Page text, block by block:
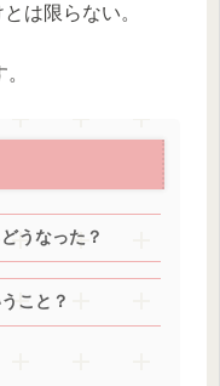
は限らない。
うなった？
こと？